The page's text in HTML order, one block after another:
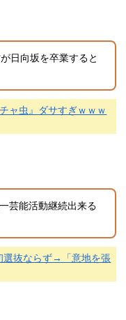
日向坂を卒業すると
ャ虫』ダサすぎｗｗｗ
芸能活動継続出来る
選抜ならず→「意地を張